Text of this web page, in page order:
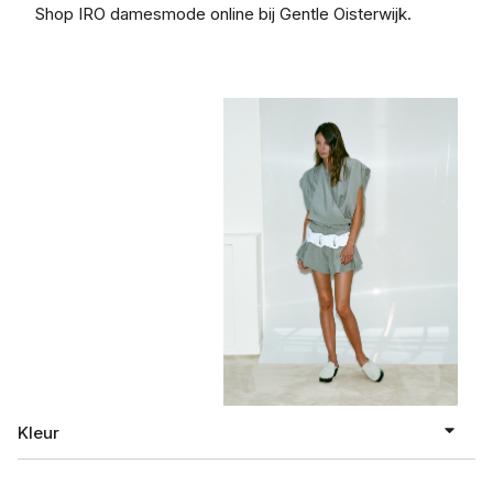
Shop IRO damesmode online bij Gentle Oisterwijk.
Kleur